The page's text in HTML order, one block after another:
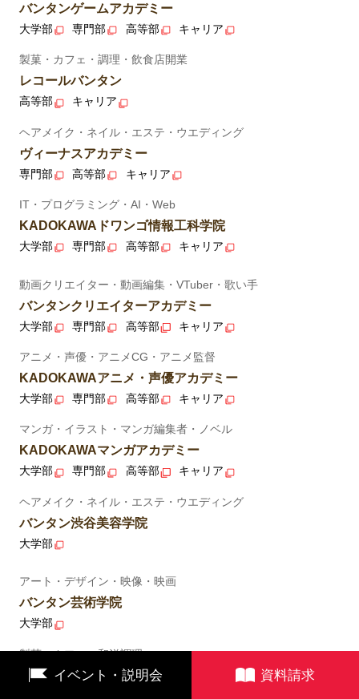
イベント・説明会 資料請求
バンタンゲームアカデミー
大学部 専門部 高等部 キャリア
製菓・カフェ・調理・飲食店開業
レコールバンタン
高等部 キャリア
ヘアメイク・ネイル・エステ・ウエディング
ヴィーナスアカデミー
専門部 高等部 キャリア
IT・プログラミング・AI・Web
KADOKAWAドワンゴ情報工科学院
大学部 専門部 高等部 キャリア
動画クリエイター・動画編集・VTuber・歌い手
バンタンクリエイターアカデミー
大学部 専門部 高等部 キャリア
アニメ・声優・アニメCG・アニメ監督
KADOKAWAアニメ・声優アカデミー
大学部 専門部 高等部 キャリア
マンガ・イラスト・マンガ編集者・ノベル
KADOKAWAマンガアカデミー
大学部 専門部 高等部 キャリア
ヘアメイク・ネイル・エステ・ウエディング
バンタン渋谷美容学院
大学部
アート・デザイン・映像・映画
バンタン芸術学院
大学部
製菓・カフェ・和洋調理
バンタン国際製菓カフェ和洋調理学院